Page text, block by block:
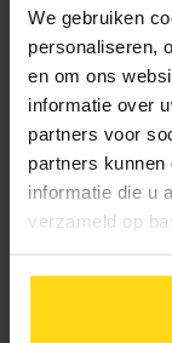
We gebruiken
personaliseren,
en om ons
informatie over
partners voor
partners
informatie die u
verzameld op
Neem